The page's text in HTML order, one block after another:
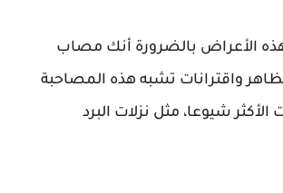
الأعراض بالضرورة أنك مصاب
واقترانات تشبه هذه المصاحبة
الأكثر شيوعا، مثل نزلات البرد